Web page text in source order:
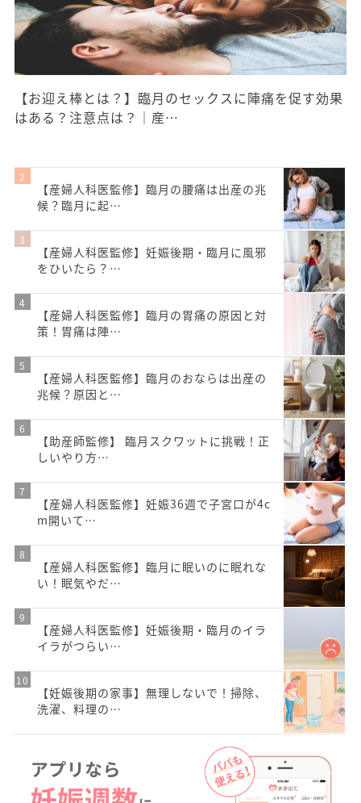
【お迎え棒とは？】臨月のセックスに陣痛を促す効果
はある？注意点は？｜産…
【産婦人科医監修】臨月の腰痛は出産の兆
候？臨月に起…
【産婦人科医監修】妊娠後期・臨月に風邪
をひいたら？…
【産婦人科医監修】臨月の胃痛の原因と対
策！胃痛は陣…
【産婦人科医監修】臨月のおならは出産の
兆候？原因と…
【助産師監修】 臨月スクワットに挑戦！正
しいやり方…
【産婦人科医監修】妊娠36週で子宮口が4c
m開いて…
【産婦人科医監修】臨月に眠いのに眠れな
い！眠気やだ…
【産婦人科医監修】妊娠後期・臨月のイラ
イラがつらい…
【妊娠後期の家事】無理しないで！掃除、
洗濯、料理の…